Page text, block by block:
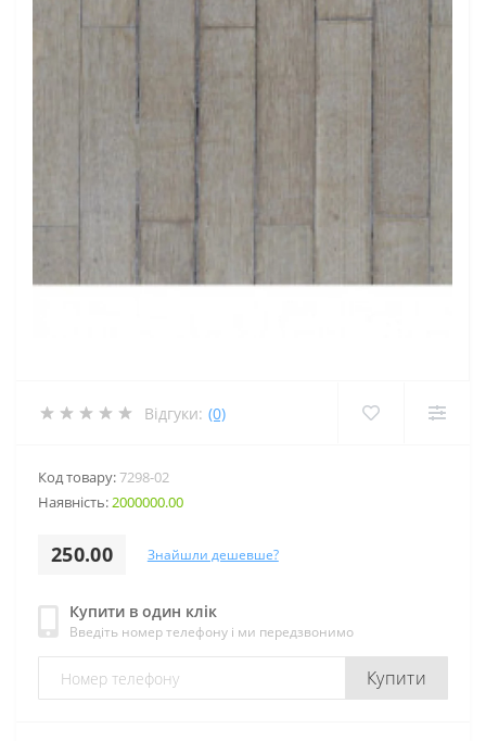
Відгуки: (0)
Код товару:7298-02
Наявність:2000000.00
250.00 Знайшли дешевше?
Купити в один клік
Введіть номер телефону і ми передзвонимо
Купити